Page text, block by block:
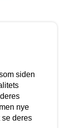
siden
nye
se deres